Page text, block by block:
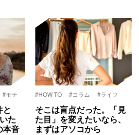
#モテ
た
本音
#HOW TO #コラム #ライフ
そこは盲点だった。「見
た目」を変えたいなら、
まずはアソコから